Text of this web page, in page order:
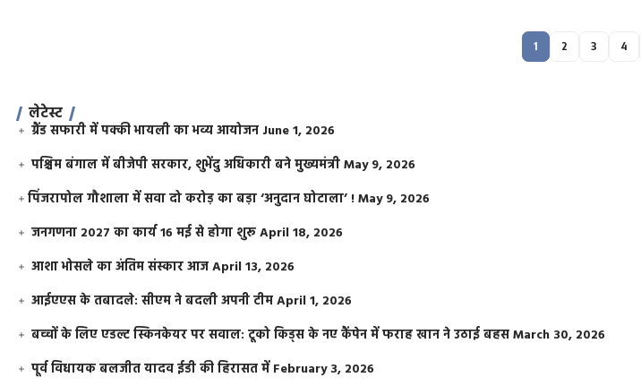
1 2 3 4
लेटेस्ट
ग्रैंड सफारी में पक्की भायली का भव्य आयोजन June 1, 2026
पश्चिम बंगाल में बीजेपी सरकार, शुभेंदु अधिकारी बने मुख्यमंत्रीMay 9, 2026
​पिंजरापोल गौशाला में सवा दो करोड़ का बड़ा ‘अनुदान घोटाला’ !May 9, 2026
जनगणना 2027 का कार्य 16 मई से होगा शुरूApril 18, 2026
आशा भोसले का अंतिम संस्कार आजApril 13, 2026
आईएएस के तबादले: सीएम ने बदली अपनी टीमApril 1, 2026
बच्चों के लिए एडल्ट स्किनकेयर पर सवाल: टूको किड्स के नए कैंपेन में फराह खान ने उठाई बहसMarch 30, 2026
पूर्व विधायक बलजीत यादव ईडी की हिरासत में February 3, 2026